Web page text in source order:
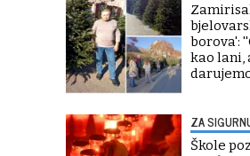
borova':
kao lani,
ZA
Škole